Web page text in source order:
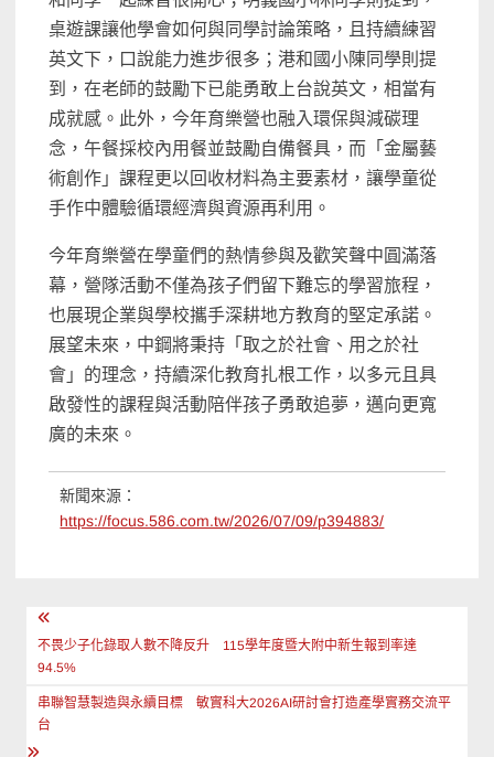
桌遊課讓他學會如何與同學討論策略，且持續練習
英文下，口說能力進步很多；港和國小陳同學則提
到，在老師的鼓勵下已能勇敢上台說英文，相當有
成就感。此外，今年育樂營也融入環保與減碳理
念，午餐採校內用餐並鼓勵自備餐具，而「金屬藝
術創作」課程更以回收材料為主要素材，讓學童從
手作中體驗循環經濟與資源再利用。
今年育樂營在學童們的熱情參與及歡笑聲中圓滿落
幕，營隊活動不僅為孩子們留下難忘的學習旅程，
也展現企業與學校攜手深耕地方教育的堅定承諾。
展望未來，中鋼將秉持「取之於社會、用之於社
會」的理念，持續深化教育扎根工作，以多元且具
啟發性的課程與活動陪伴孩子勇敢追夢，邁向更寬
廣的未來。
新聞來源：
https://focus.586.com.tw/2026/07/09/p394883/
文
章
導
覽
不畏少子化錄取人數不降反升 115學年度暨大附中新生報到率達
94.5%
串聯智慧製造與永續目標 敏實科大2026AI研討會打造產學實務交流平
台